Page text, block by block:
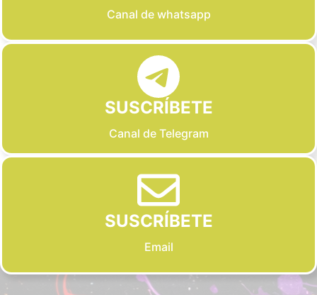
Canal de whatsapp
SUSCRÍBETE
Canal de Telegram
SUSCRÍBETE
Email